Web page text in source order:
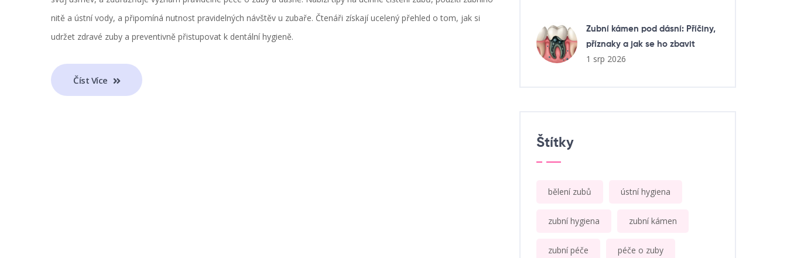
nitě a ústní vody, a připomíná nutnost pravidelných návštěv u zubaře. Čtenáři získají ucelený přehled o tom, jak si
udržet zdravé zuby a preventivně přistupovat k dentální hygieně.
Číst Více
Zubní kámen pod dásní: Příčiny,
příznaky a jak se ho zbavit
1 srp 2026
Štítky
bělení zubů ústní hygiena
zubní hygiena zubní kámen
zubní péče péče o zuby